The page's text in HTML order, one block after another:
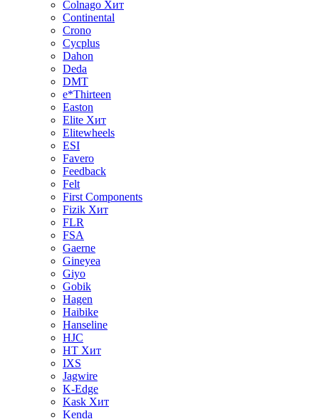
Colnago Хит
Continental
Crono
Cycplus
Dahon
Deda
DMT
e*Thirteen
Easton
Elite Хит
Elitewheels
ESI
Favero
Feedback
Felt
First Components
Fizik Хит
FLR
FSA
Gaerne
Gineyea
Giyo
Gobik
Hagen
Haibike
Hanseline
HJC
HT Хит
IXS
Jagwire
K-Edge
Kask Хит
Kenda